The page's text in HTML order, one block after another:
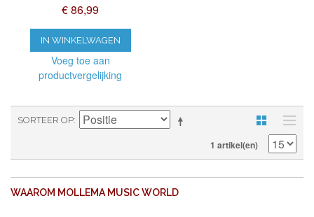
€ 86,99
IN WINKELWAGEN
Voeg toe aan
productvergelijking
SORTEER OP
1 artikel(en)
WAAROM MOLLEMA MUSIC WORLD